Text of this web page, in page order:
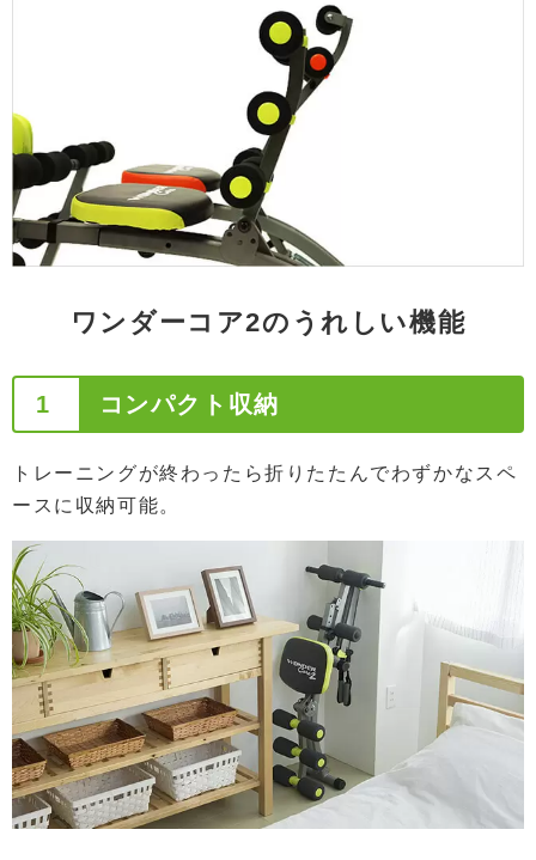
ワンダーコア2のうれしい機能
1 コンパクト収納
トレーニングが終わったら折りたたんでわずかなスペ
ースに収納可能。